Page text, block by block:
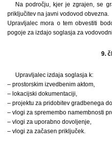
Na področju, kjer je zgrajen, se
priključitev na javni vodovod obvezna.
Upravljalec mora o tem obvestiti
pogoje za izdajo soglasja za
9.
Upravljalec izdaja soglasja k:
– prostorskim izvedbenim aktom,
– lokacijski dokumentaciji,
– projektu za pridobitev gradbenega
– vlogi za spremembo namembnosti
– vlogi za uporabno dovoljenje,
– vlogi za začasen priključek.